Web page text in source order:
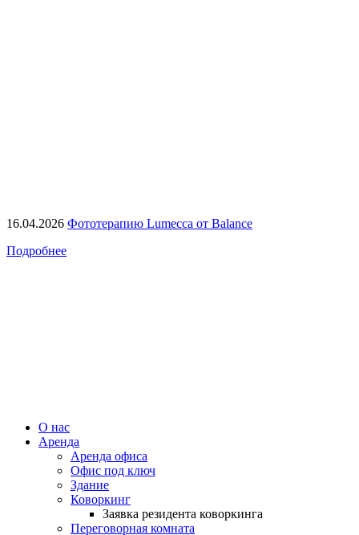
16.04.2026 Фототерапию Lumecca от Balance
Подробнее
О нас
Аренда
Аренда офиса
Офис под ключ
Здание
Коворкинг
Заявка резидента коворкинга
Переговорная комната